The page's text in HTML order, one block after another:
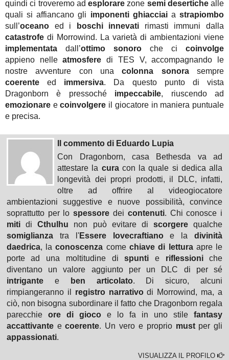
quindi ci troveremo ad esplorare zone semi desertiche alle
quali si affiancano gli imponenti ghiacciaiastrapiombo
sull’oceano ed i boschi innevati rimasti immuni dalla
catastrofe di Morrowind. La varietà di ambientazioni viene
implementata dall’ottimo sonoro che ci coinvolge
appieno nelleatmosfere di TES V, accompagnando le
nostre avventure con una colonna sonorasempre
coerente ed immersiva. Da questo punto di vista
Dragonborn è pressoché impeccabile, riuscendo ad
emozionare ecoinvolgere il giocatore in maniera puntuale
e precisa.
Il commento di Eduardo Lupia
Con Dragonborn, casa Bethesda va ad
attestare la curacon la quale si dedica alla
longevità dei propri prodotti, il DLC, infatti,
oltre ad offrire al videogiocatore
ambientazioni suggestive e nuove possibilità, convince
soprattutto per lospessore dei contenuti. Chi conosce i
mitidiCthulhu non può evitare discorgere qualche
somiglianzatra l'Essere lovecraftianoe ladivinità
daedrica, laconoscenza come chiave di letturaapre le
porte ad una moltitudine dispunti e riflessioniche
diventano un valore aggiunto per un DLC di per sé
intrigantee ben articolato. Di sicuro, alcuni
rimpiangeranno il registro narrativodi Morrowind, ma, a
ciò, non bisogna subordinare il fatto che Dragonborn regala
parecchie ore di giocoe lo fa in uno stilefantasy
accattivanteecoerente. Un vero e proprio mustper gli
appassionati.
VISUALIZZA IL PROFILO